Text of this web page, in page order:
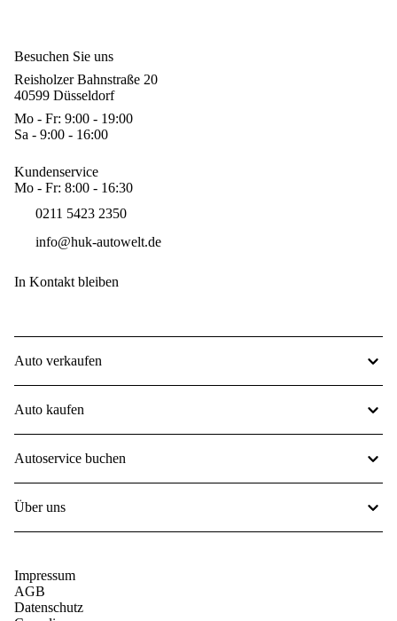
Besuchen Sie uns
Reisholzer Bahnstraße 20
40599 Düsseldorf
Mo - Fr: 9:00 - 19:00
Sa - 9:00 - 16:00
Kundenservice
Mo - Fr: 8:00 - 16:30
0211 5423 2350
info@huk-autowelt.de
In Kontakt bleiben
Auto verkaufen
Auto kaufen
Autoservice buchen
Über uns
Impressum
AGB
Datenschutz